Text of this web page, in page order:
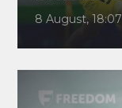
8 August, 18:07